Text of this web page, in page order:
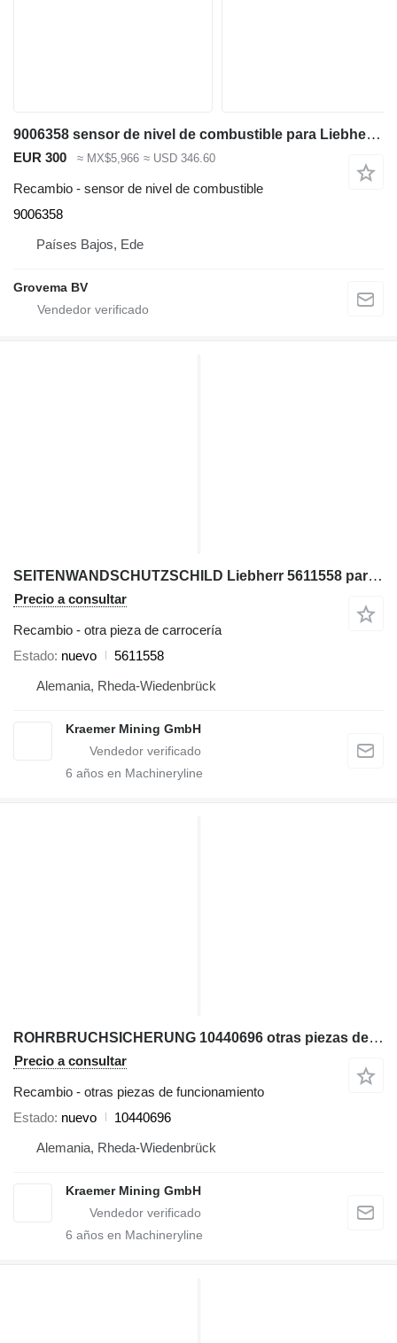
9006358 sensor de nivel de combustible para Liebherr R944 excavadora
EUR 300 ≈ MX$5,966 ≈ USD 346.60
Recambio - sensor de nivel de combustible
9006358
Países Bajos, Ede
Grovema BV
SEITENWANDSCHUTZSCHILD Liebherr 5611558 para Liebherr R984 excavadora
Precio a consultar
Recambio - otra pieza de carrocería
Estado nuevo
5611558
Alemania, Rheda-Wiedenbrück
Kraemer Mining GmbH
6 años en Machineryline
ROHRBRUCHSICHERUNG 10440696 otras piezas de funcionamiento para Liebherr P974; P976; R966; R970; R974; R980 excavadora
Precio a consultar
Recambio - otras piezas de funcionamiento
Estado nuevo
10440696
Alemania, Rheda-Wiedenbrück
Kraemer Mining GmbH
6 años en Machineryline